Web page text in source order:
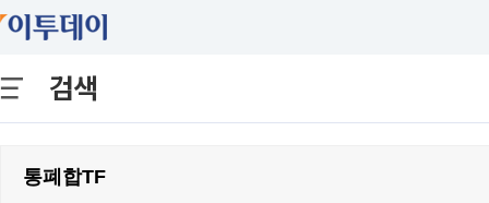
검색